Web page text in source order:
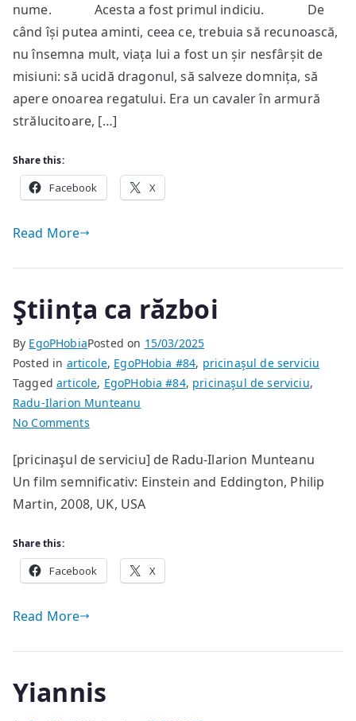
Autoarea
nume. Acesta a fost primul indiciu. De
când își putea aminti, ceea ce, trebuia să recunoască,
nu însemna mult, viața lui a fost un șir nesfârșit de
misiuni: să ucidă dragonul, să salveze domnița, să
apere onoarea regatului. Era un cavaler în armură
strălucitoare, […]
Share this:
Facebook X
Read More
Ştiința ca război
By EgoPHobiaPosted on 15/03/2025
Posted in articole, EgoPHobia #84, pricinaşul de serviciu
Taggedarticole, EgoPHobia #84, pricinaşul de serviciu,
Radu-Ilarion Munteanu
No Commentson
ca
război
[pricinaşul de serviciu] de Radu-Ilarion Munteanu
Un film semnificativ: Einstein and Eddington, Philip
Martin, 2008, UK, USA
Share this:
Facebook X
Read More
Yiannis